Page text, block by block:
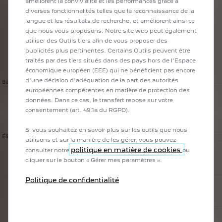
Questions fréquemment posées
Basique Éligibilité Activation Couverture Entretien
Basique
Qu’est‑ce que la garantie PEUGEOT CARE activée lors
de l’entretien ?
Activée automatiquement avec votre entretien réalisé dans un atelier PEUGEOT agréé,
la garantie PEUGEOT CARE vous couvre jusqu’à votre prochain service.
Éligibilité
Quels sont les véhicules éligibles ?
Voir liste complete des véhicules éligibles sur la page ou utilisez l' outil de vérification
diverses fonctionnalités telles que la reconnaissance de la
langue et les résultats de recherche, et améliorent ainsi ce
que nous vous proposons. Notre site web peut également
utiliser des Outils tiers afin de vous proposer des
publicités plus pertinentes. Certains Outils peuvent être
traités par des tiers situés dans des pays hors de l'Espace
économique européen (EEE) qui ne bénéficient pas encore
d'une décision d'adéquation de la part des autorités
européennes compétentes en matière de protection des
données. Dans ce cas, le transfert repose sur votre
consentement (art. 49.1a du RGPD).
Si vous souhaitez en savoir plus sur les outils que nous
utilisons et sur la manière de les gérer, vous pouvez
consulter notre politique en matière de cookies ou
cliquer sur le bouton « Gérer mes paramètres ».
Politique de confidentialité